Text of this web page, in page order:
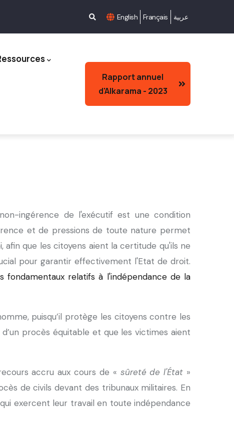
English Français عربية
Rapport annuel
d'Alkarama - 2023
ingérence de l'exécutif est une condition
et de pressions de toute nature permet
que les citoyens aient la certitude qu'ils ne
pour garantir effectivement l'Etat de droit.
fondamentaux relatifs à l'indépendance de la
puisqu’il protège les citoyens contre les
procès équitable et que les victimes aient
accru aux cours de « sûreté de l'État »
de civils devant des tribunaux militaires. En
exercent leur travail en toute indépendance